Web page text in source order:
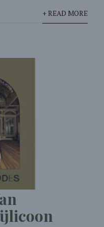
+ READ MORE